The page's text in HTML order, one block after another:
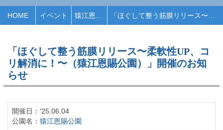
HOME イベント
「ほぐして整う筋膜リリース〜柔軟性UP、コ
リ解消に！〜（猿江恩賜公園）」開催のお知
らせ
開催日：'25.06.04
公園名： 猿江恩賜公園